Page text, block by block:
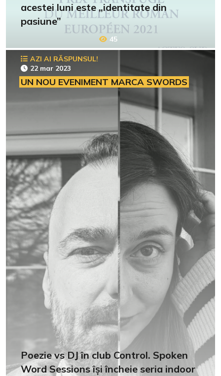
acestei luni este „identitate din
pasiune”
45
AZI AI RĂSPUNSUL!
22 mar 2023
UN NOU EVENIMENT MARCA SWORDS
Poezie vs DJ în club Control. Spoken
Word Sessions își încheie seria indoor